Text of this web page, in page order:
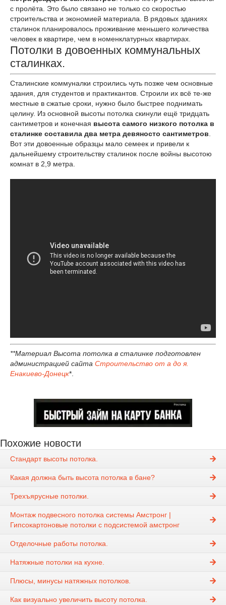
с пролёта. Это было связано не только со скоростью
строительства и экономией материала. В рядовых зданиях
сталинок планировалось проживание меньшего количества
человек в квартире, чем в номенклатурных квартирах.
Потолки в довоенных коммунальных
сталинках.
Сталинские коммуналки строились чуть позже чем основные
здания, для студентов и практикантов. Строили их всё те-же
местные в сжатые сроки, нужно было быстрее поднимать
целину. Из основной высоты потолка скинули ещё тридцать
сантиметров и конечная высота самого низкого потолка в
сталинке составила два метра девяносто сантиметров
Вот эти довоенные образцы мало семеек и привели к
дальнейшему строительству сталинок после войны высотою
комнат в 2,9 метра.
**Материал Высота потолка в сталинке подготовлен
администрацией сайта Строительство от а до я.
Енакиево-Донецк*.
Похожие новости
Стандарт высоты потолка.
Какая должна быть высота потолка в бане?
Трехъярусные потолки.
Монтаж подвесного потолка системы Амстронг |
Гипсокартоновые потолки с подсистемой амстронг
Отделочные работы потолка.
Натяжные потолки на кухне.
Плюсы, минусы натяжных потолков.
Как визуально увеличить высоту потолка.